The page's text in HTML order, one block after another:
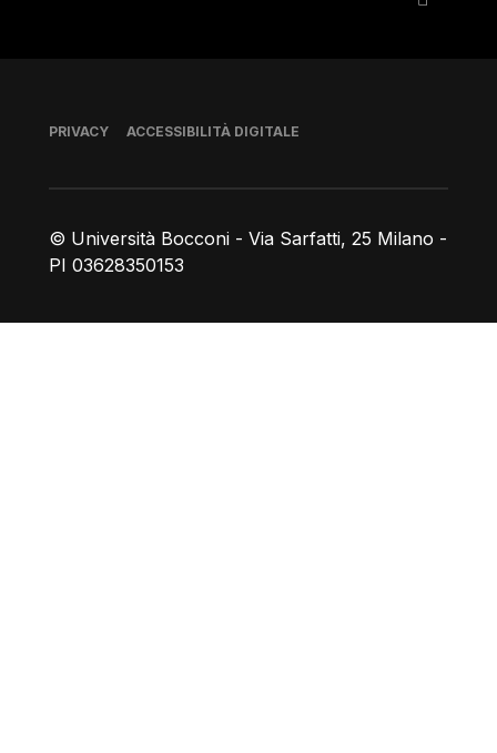
© Università Bocconi - Via Sarfatti, 25 Milano -
PI 03628350153
Piè di pagina
PRIVACY ACCESSIBILITÀ DIGITALE